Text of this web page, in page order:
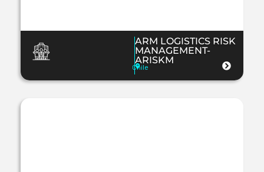
ARM LOGISTICS RISK
MANAGEMENT-
ARISKM
Chile